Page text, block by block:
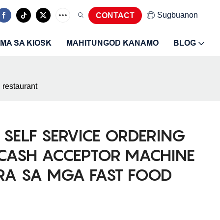
CONTACT Sugbuanon
SA KIOSK MAHITUNGOD KANAMO BLOG
restaurant
SERVICE ORDERING
ACCEPTOR MACHINE
SA MGA FAST FOOD